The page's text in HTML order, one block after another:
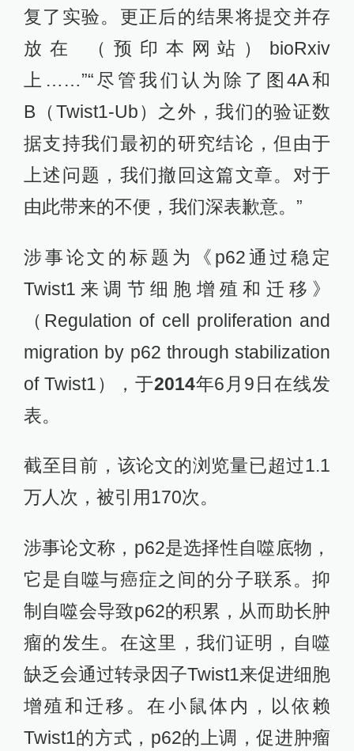
复了实验。更正后的结果将提交并存
放在 （预印本网站）bioRxiv
上……”“尽管我们认为除了图4A和
B（Twist1-Ub）之外，我们的验证数
据支持我们最初的研究结论，但由于
上述问题，我们撤回这篇文章。对于
由此带来的不便，我们深表歉意。”
涉事论文的标题为《p62通过稳定
Twist1来调节细胞增殖和迁移》
（Regulation of cell proliferation and
migration by p62 through stabilization
of Twist1），于2014年6月9日在线发
表。
截至目前，该论文的浏览量已超过1.1
万人次，被引用170次。
涉事论文称，p62是选择性自噬底物，
它是自噬与癌症之间的分子联系。抑
制自噬会导致p62的积累，从而助长肿
瘤的发生。在这里，我们证明，自噬
缺乏会通过转录因子Twist1来促进细胞
增殖和迁移。在小鼠体内，以依赖
Twist1的方式，p62的上调，促进肿瘤